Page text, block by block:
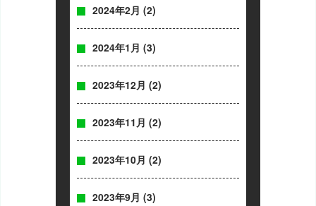
2024年2月 (2)
2024年1月 (3)
2023年12月 (2)
2023年11月 (2)
2023年10月 (2)
2023年9月 (3)